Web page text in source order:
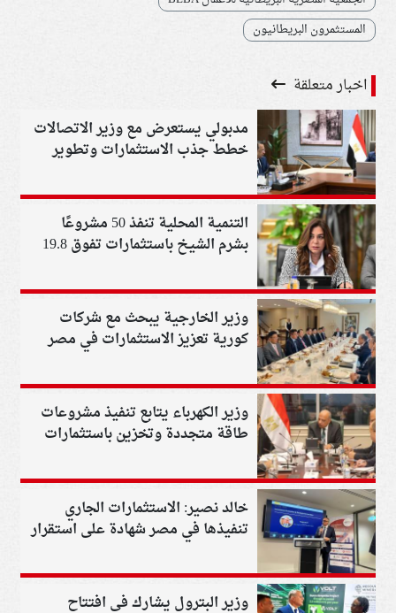
المستثمرون البريطانيون
اخبار متعلقة
مدبولي يستعرض مع وزير الاتصالات
خطط جذب الاستثمارات وتطوير
التنمية المحلية تنفذ 50 مشروعًا
بشرم الشيخ باستثمارات تفوق 19.8
وزير الخارجية يبحث مع شركات
كورية تعزيز الاستثمارات في مصر
وزير الكهرباء يتابع تنفيذ مشروعات
طاقة متجددة وتخزين باستثمارات
خالد نصير: الاستثمارات الجاري
تنفيذها في مصر شهادة على استقرار
الاقتصاد وقدرته على النمو
وزير البترول يشارك في افتتاح